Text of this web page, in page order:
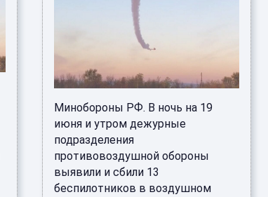
Минобороны РФ. В ночь на 19
июня и утром дежурные
подразделения
противовоздушной обороны
выявили и сбили 13
беспилотников в воздушном